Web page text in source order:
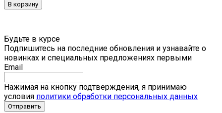
В корзину
Будьте в курсе
Подпишитесь на последние обновления и узнавайте о
новинках и специальных предложениях первыми
Email
Нажимая на кнопку подтверждения, я принимаю
условия политики обработки персональных данных